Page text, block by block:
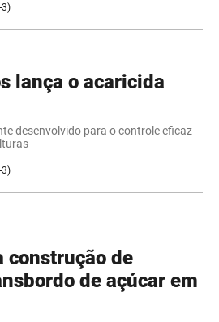
3)
lança o acaricida
desenvolvido para o controle eficaz
3)
construção de
de açúcar em